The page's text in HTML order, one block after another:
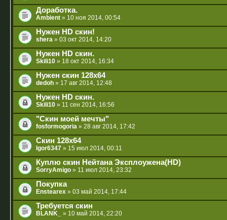
Доработка.
Ambient » 10 ноя 2014, 00:54
Нужен HD скин!
shera » 03 окт 2014, 14:20
Нужен HD скин.
Skili10 » 18 окт 2014, 16:34
Нужен скин 128х64
dedoh » 17 авг 2014, 12:48
Нужен HD скин.
Skili10 » 11 сен 2014, 16:56
"Скин моей мечты"
fosformogoria » 28 авг 2014, 17:42
Скин 128х64
Igor6347 » 15 июл 2014, 00:11
Куплю скин Нейтана Эксплоужена(HD)
SorryAmigo » 11 июл 2014, 23:32
Покупка
Enstearex » 03 май 2014, 17:44
Требуется скин
BLANK_ » 10 май 2014, 22:20